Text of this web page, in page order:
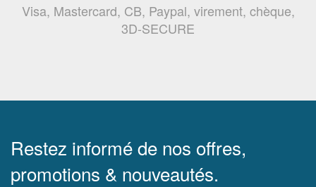
Visa, Mastercard, CB, Paypal, virement, chèque,
3D-SECURE
Restez informé de nos offres,
promotions & nouveautés.